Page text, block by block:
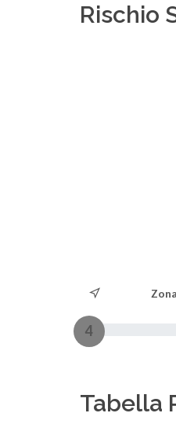
Rischio
4
Tabella